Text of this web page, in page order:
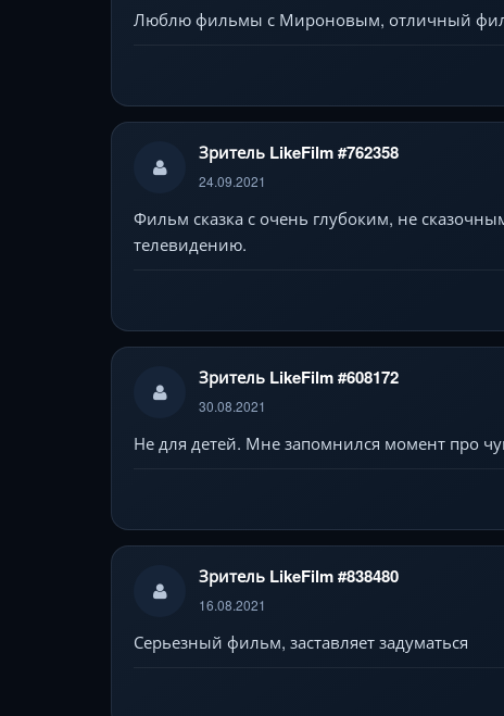
Люблю фильмы с Мироновым, отличный
Зритель LikeFilm #762358
24.09.2021
Фильм сказка с очень глубоким, не
телевидению.
Зритель LikeFilm #608172
30.08.2021
Не для детей. Мне запомнился момент про
Зритель LikeFilm #838480
16.08.2021
Серьезный фильм, заставляет задуматься